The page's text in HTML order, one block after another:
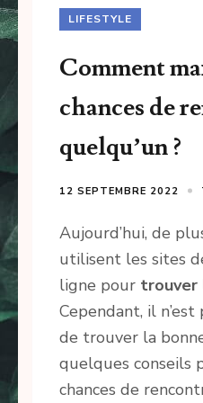
LIFESTYLE
Comment
chances de
quelqu’un ?
12 SEPTEMBRE 2022
Aujourd’hui, de
utilisent les sites
ligne pour trouver
Cependant, il
de trouver la
quelques conseils
chances de